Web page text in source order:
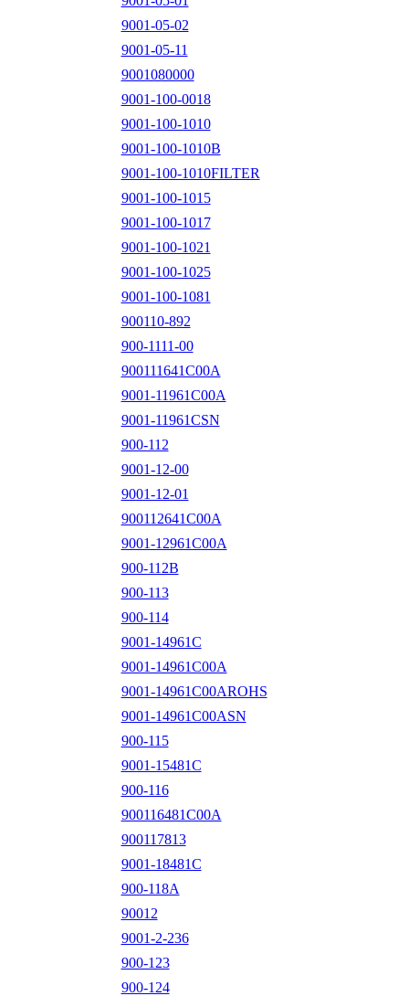
9001-05-02
9001-05-11
9001080000
9001-100-0018
9001-100-1010
9001-100-1010B
9001-100-1010FILTER
9001-100-1015
9001-100-1017
9001-100-1021
9001-100-1025
9001-100-1081
900110-892
900-1111-00
900111641C00A
9001-11961C00A
9001-11961CSN
900-112
9001-12-00
9001-12-01
900112641C00A
9001-12961C00A
900-112B
900-113
900-114
9001-14961C
9001-14961C00A
9001-14961C00AROHS
9001-14961C00ASN
900-115
9001-15481C
900-116
900116481C00A
900117813
9001-18481C
900-118A
90012
9001-2-236
900-123
900-124